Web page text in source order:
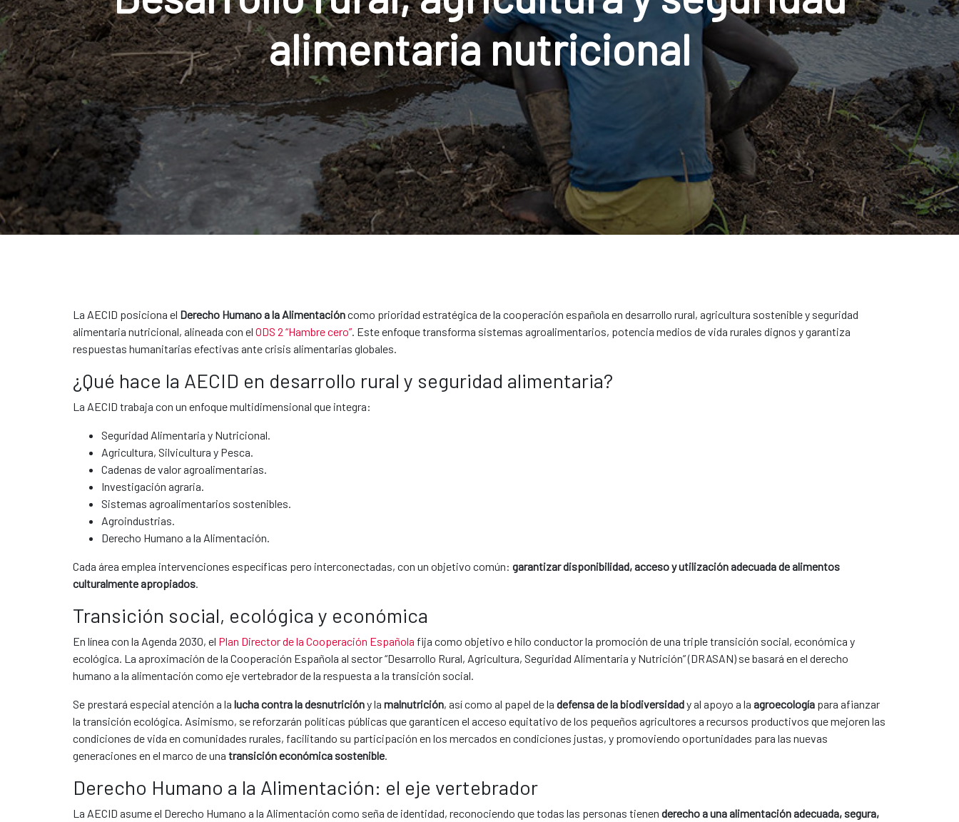
alimentaria nutricional
La AECID posiciona el Derecho Humano a la Alimentacióncomo prioridad estratégica de la cooperación española en desarrollo rural, agricultura sostenible y seguridad
alimentaria nutricional, alineada con el ODS 2 “Hambre cero” . Este enfoque transforma sistemas agroalimentarios, potencia medios de vida rurales dignos y garantiza
respuestas humanitarias efectivas ante crisis alimentarias globales.
¿Qué hace la AECID en desarrollo rural y seguridad alimentaria?
La AECID trabaja con un enfoque multidimensional que integra:
Seguridad Alimentaria y Nutricional.
Agricultura, Silvicultura y Pesca.
Cadenas de valor agroalimentarias.
Investigación agraria.
Sistemas agroalimentarios sostenibles.
Agroindustrias.
Derecho Humano a la Alimentación.
Cada área emplea intervenciones específicas pero interconectadas, con un objetivo común: garantizar disponibilidad, acceso y utilización adecuada de alimentos
culturalmente apropiados
Transición social, ecológica y económica
En línea con la Agenda 2030, el Plan Director de la Cooperación Española fija como objetivo e hilo conductor la promoción de una triple transición social, económica y
ecológica. La aproximación de la Cooperación Española al sector “Desarrollo Rural, Agricultura, Seguridad Alimentaria y Nutrición” (DRASAN) se basará en el derecho
humano a la alimentación como eje vertebrador de la respuesta a la transición social.
Se prestará especial atención a la lucha contra la desnutricióny la malnutrición, así como al papel de la defensa de la biodiversidady al apoyo a la agroecología para afianzar
la transición ecológica. Asimismo, se reforzarán políticas públicas que garanticen el acceso equitativo de los pequeños agricultores a recursos productivos que mejoren las
condiciones de vida en comunidades rurales, facilitando su participación en los mercados en condiciones justas, y promoviendo oportunidades para las nuevas
generaciones en el marco de una transición económica sostenible
Derecho Humano a la Alimentación: el eje vertebrador
La AECID asume el Derecho Humano a la Alimentación como seña de identidad, reconociendo que todas las personas tienen derecho a una alimentación adecuada, segura,